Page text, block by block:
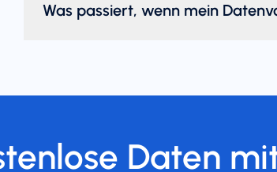
Was passiert, wenn mein
Daten